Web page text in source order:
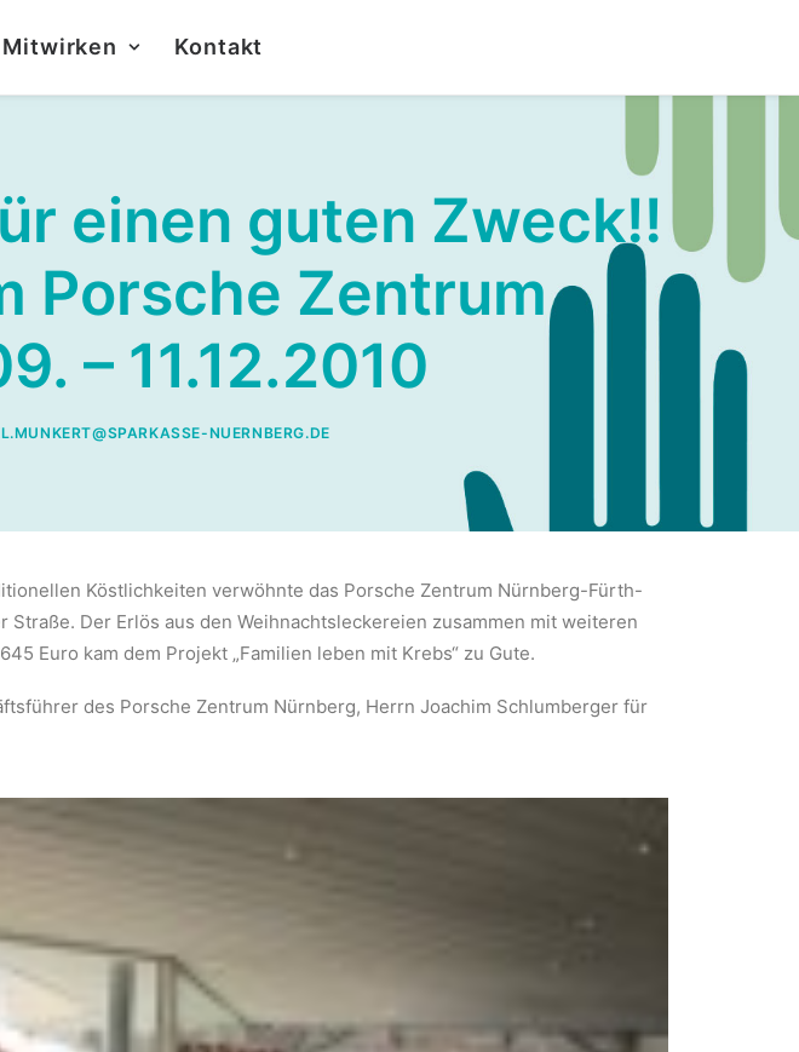
Mitwirken Kontakt
einen guten Zweck!!
Porsche Zentrum
– 11.12.2010
NUERNBERG.DE
Köstlichkeiten verwöhnte das Porsche Zentrum Nürnberg-Fürth-
Der Erlös aus den Weihnachtsleckereien zusammen mit weiteren
Euro kam dem Projekt „Familien leben mit Krebs“ zu Gute.
des Porsche Zentrum Nürnberg, Herrn Joachim Schlumberger für